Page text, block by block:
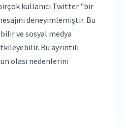
kullanıcı Twitter "bir
deneyimlemiştir. Bu
ve sosyal medya
Bu ayrıntılı
olası nedenlerini